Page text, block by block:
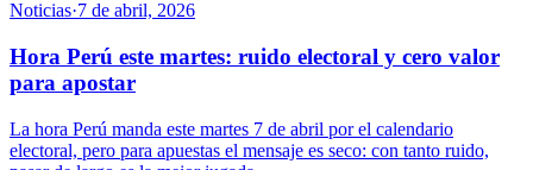
Noticias·7 de abril, 2026
Hora Perú este martes: ruido electoral y cero valor
para apostar
La hora Perú manda este martes 7 de abril por el calendario
electoral, pero para apuestas el mensaje es seco: con tanto ruido,